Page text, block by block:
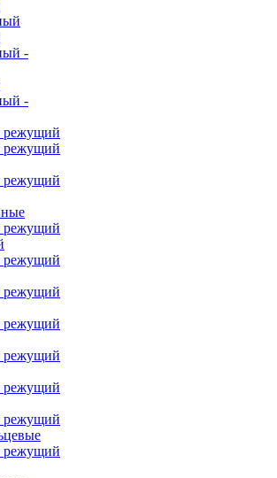
-
-
режущий
режущий
режущий
режущий
режущий
режущий
режущий
режущий
режущий
режущий
режущий